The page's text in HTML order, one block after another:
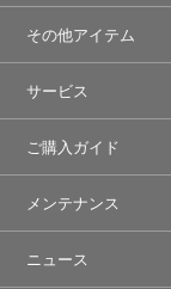
その他アイテム
サービス
ご購入ガイド
メンテナンス
ニュース